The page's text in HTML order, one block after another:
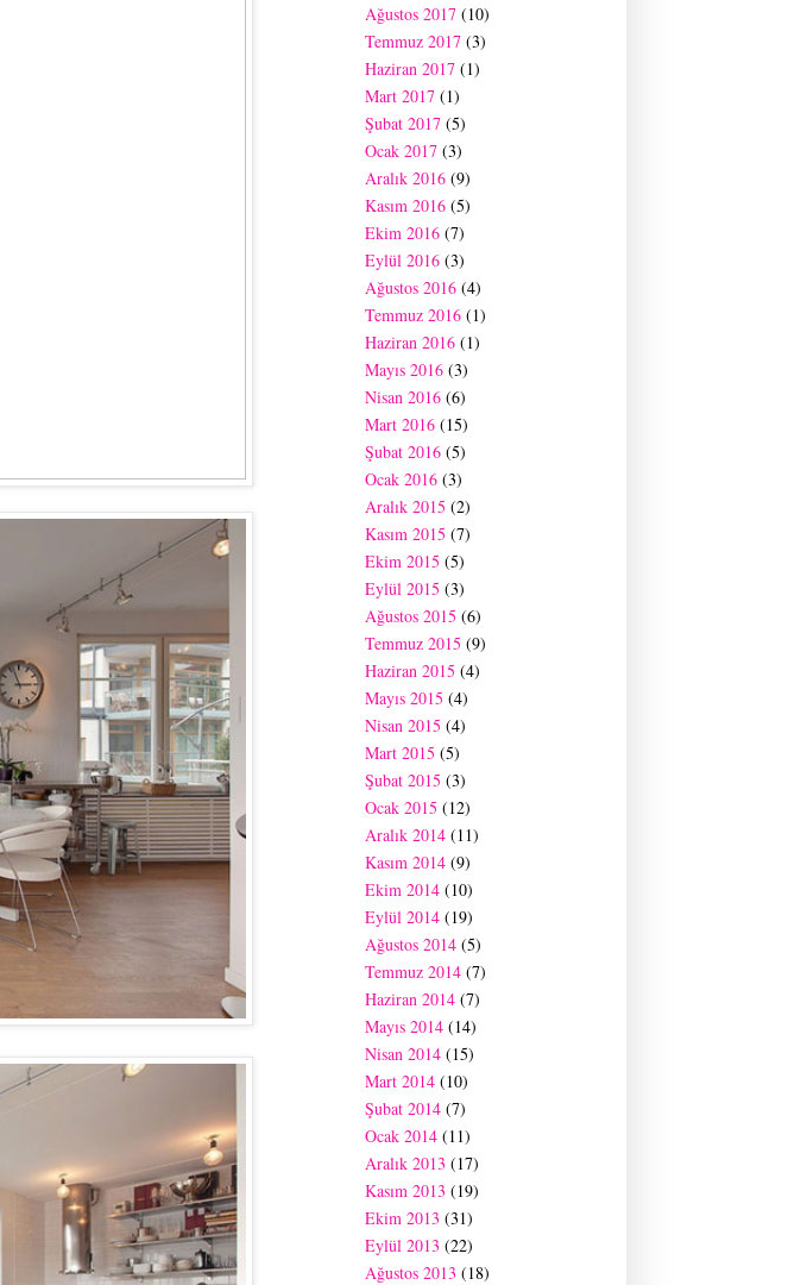
Ağustos 2017 (10)
Temmuz 2017 (3)
Haziran 2017 (1)
Mart 2017 (1)
Şubat 2017 (5)
Ocak 2017 (3)
Aralık 2016 (9)
Kasım 2016 (5)
Ekim 2016 (7)
Eylül 2016 (3)
Ağustos 2016 (4)
Temmuz 2016 (1)
Haziran 2016 (1)
Mayıs 2016 (3)
Nisan 2016 (6)
Mart 2016 (15)
Şubat 2016 (5)
Ocak 2016 (3)
Aralık 2015 (2)
Kasım 2015 (7)
Ekim 2015 (5)
Eylül 2015 (3)
Ağustos 2015 (6)
Temmuz 2015 (9)
Haziran 2015 (4)
Mayıs 2015 (4)
Nisan 2015 (4)
Mart 2015 (5)
Şubat 2015 (3)
Ocak 2015 (12)
Aralık 2014 (11)
Kasım 2014 (9)
Ekim 2014 (10)
Eylül 2014 (19)
Ağustos 2014 (5)
Temmuz 2014 (7)
Haziran 2014 (7)
Mayıs 2014 (14)
Nisan 2014 (15)
Mart 2014 (10)
Şubat 2014 (7)
Ocak 2014 (11)
Aralık 2013 (17)
Kasım 2013 (19)
Ekim 2013 (31)
Eylül 2013 (22)
Ağustos 2013 (18)